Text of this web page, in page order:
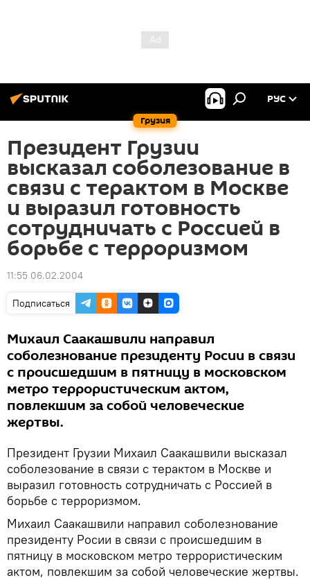
Грузия
РУС
Президент Грузии
высказал соболезование в
связи с терактом в Москве
и выразил готовность
сотрудничать с Россией в
борьбе с терроризмом
11:55 06.02.2004
Подписаться
Михаил Саакашвили направил
соболезнование президенту Росии в связи
с происшедшим в пятницу в московском
метро террористическим актом,
повлекшим за собой человеческие
жертвы.
Президент Грузии Михаил Саакашвили высказал
соболезование в связи с терактом в Москве и
выразил готовность сотрудничать с Россией в
борьбе с терроризмом.
Михаил Саакашвили направил соболезнование
президенту Росии в связи с происшедшим в
пятницу в московском метро террористическим
актом, повлекшим за собой человеческие жертвы.